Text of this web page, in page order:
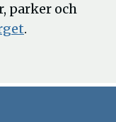
parker och
Öppna
fönster
.